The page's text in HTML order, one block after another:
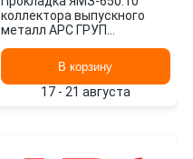
коллектора выпускного
металл АРС ГРУП
В корзину
17 - 21 августа